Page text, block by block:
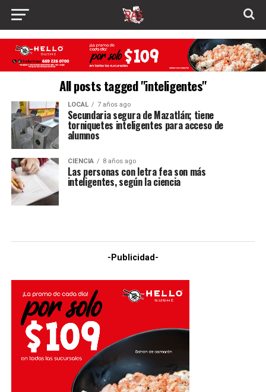
All posts tagged "inteligentes"
LOCAL 7 años ago
Secundaria segura de Mazatlán; tiene
torniquetes inteligentes para acceso de
alumnos
CIENCIA 8 años ago
Las personas con letra fea son más
inteligentes, según la ciencia
-Publicidad-